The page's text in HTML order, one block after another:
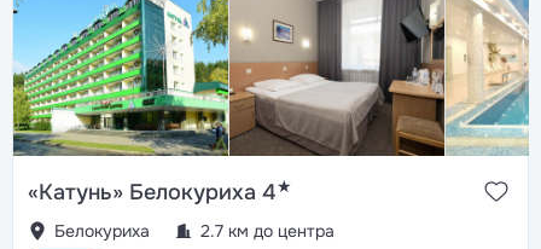
«Катунь» Белокуриха 4★
Белокуриха
2.7 км до центра